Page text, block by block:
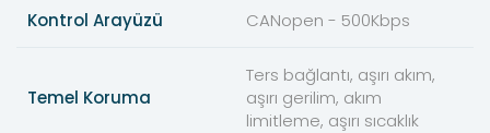
Kontrol Arayüzü CANopen - 500Kbps
Temel Koruma
Ters bağlantı, aşırı akım,
aşırı gerilim, akım
limitleme, aşırı sıcaklık